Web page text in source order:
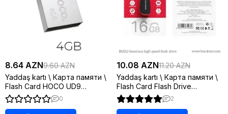
8.64 AZN9.60 AZN
Yaddaş kartı \ Карта памяти \
Flash Card HOCO UD9
Insightful, USB 2.0, 4GB,
серебристый
0
10.08 AZN11.20 AZN
Yaddaş kartı \ Карта памяти \
Flash Card Flash Drive
Borofone UD2 16GB Цвет
Чёрный
2